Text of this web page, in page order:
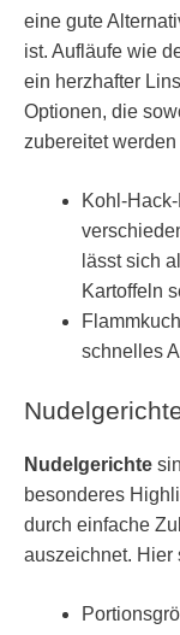
eine gute
ist. Aufläufe wie
ein herzhafter
Optionen, die
zubereitet
Kohl-
lässt sich
Kartoffeln
schnelles
Nudelgerichte
besonderes
durch einfache
auszeichnet. Hier